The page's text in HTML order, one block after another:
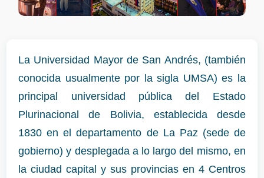
La Universidad Mayor de San Andrés, (también
conocida usualmente por la sigla UMSA) es la
principal universidad pública del Estado
Plurinacional de Bolivia, establecida desde
1830 en el departamento de La Paz (sede de
gobierno) y desplegada a lo largo del mismo, en
la ciudad capital y sus provincias en 4 Centros